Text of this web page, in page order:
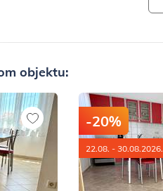
objektu:
-20%
22.08. - 30.08.2026.